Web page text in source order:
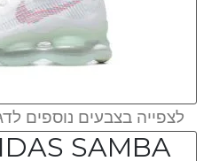
לצפייה בצבעים נוספים